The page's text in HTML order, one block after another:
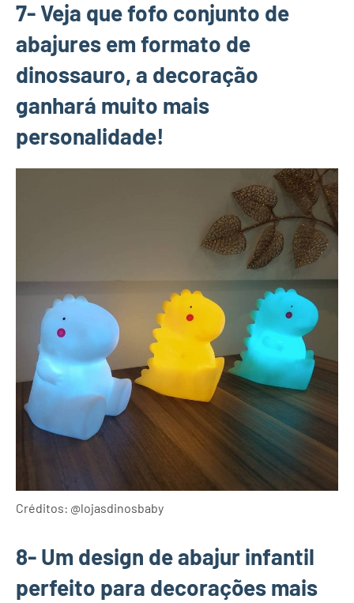
7- Veja que fofo conjunto de
abajures em formato de
dinossauro, a decoração
ganhará muito mais
personalidade!
Créditos: @lojasdinosbaby
8- Um design de abajur infantil
perfeito para decorações mais